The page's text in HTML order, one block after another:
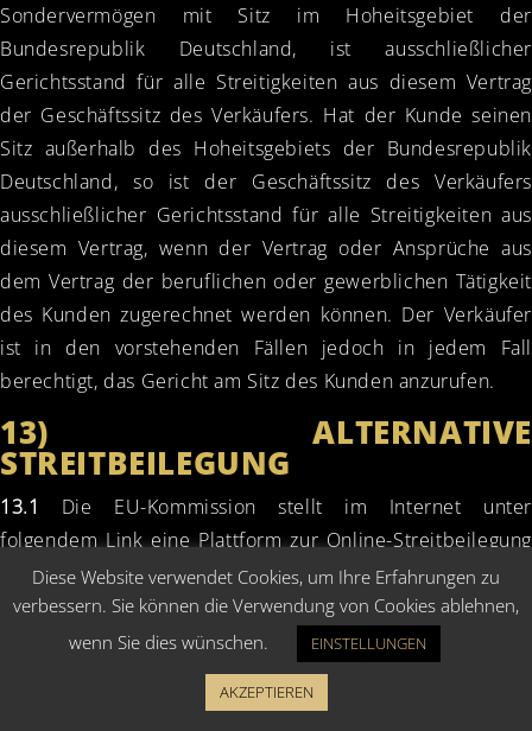
Sondervermögen mit Sitz im Hoheitsgebiet der
Bundesrepublik Deutschland, ist ausschließlicher
Gerichtsstand für alle Streitigkeiten aus diesem Vertrag
der Geschäftssitz des Verkäufers. Hat der Kunde seinen
Sitz außerhalb des Hoheitsgebiets der Bundesrepublik
Deutschland, so ist der Geschäftssitz des Verkäufers
ausschließlicher Gerichtsstand für alle Streitigkeiten aus
diesem Vertrag, wenn der Vertrag oder Ansprüche aus
dem Vertrag der beruflichen oder gewerblichen Tätigkeit
des Kunden zugerechnet werden können. Der Verkäufer
ist in den vorstehenden Fällen jedoch in jedem Fall
berechtigt, das Gericht am Sitz des Kunden anzurufen.
13) ALTERNATIVE
STREITBEILEGUNG
13.1
Die EU-Kommission stellt im Internet unter
folgendem Link eine Plattform zur Online-Streitbeilegung
bereit:https://ec.europa.eu/consumers/odr
Diese Plattform dient als Anlaufstelle zur
außergerichtlichen Beilegung von Streitigkeiten aus
Online-Kauf- oder Dienstleistungsverträgen, an denen ein
Diese Website verwendet Cookies, um Ihre Erfahrungen zu
verbessern. Sie können die Verwendung von Cookies ablehnen,
wenn Sie dies wünschen.
EINSTELLUNGEN
AKZEPTIEREN